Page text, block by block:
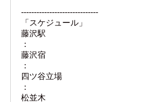
------------------------------
「スケジュール」
藤沢駅
：
藤沢宿
：
四ツ谷立場
：
松並木